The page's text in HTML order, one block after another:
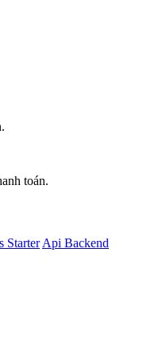
toán.
Starter Api Backend